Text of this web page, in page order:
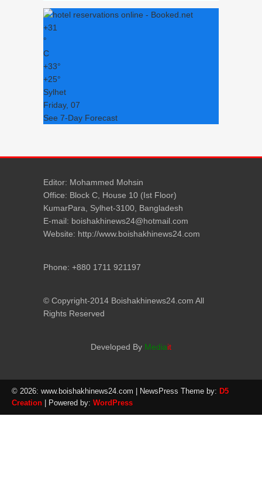
+31
°
C
+33°
+25°
Sylhet
Friday, 07
See 7-Day Forecast
Editor: Mohammed Mohsin
Office: Block C, House 10 (Ist Floor)
KumarPara, Sylhet-3100, Bangladesh
E-mail: boishakhinews24@hotmail.com
Website: http://www.boishakhinews24.com
Phone: +880 1711 921197
© Copyright-2014 Boishakhinews24.com All
Rights Reserved
Developed By Mediait
© 2026: www.boishakhinews24.com | NewsPress Theme by: D5
Creation | Powered by: WordPress